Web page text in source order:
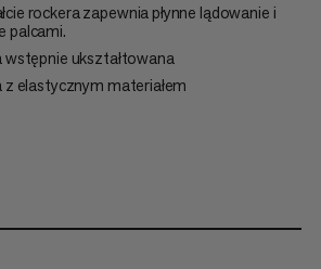
rockera zapewnia płynne lądowanie i
palcami.
wstępnie ukształtowana
elastycznym materiałem